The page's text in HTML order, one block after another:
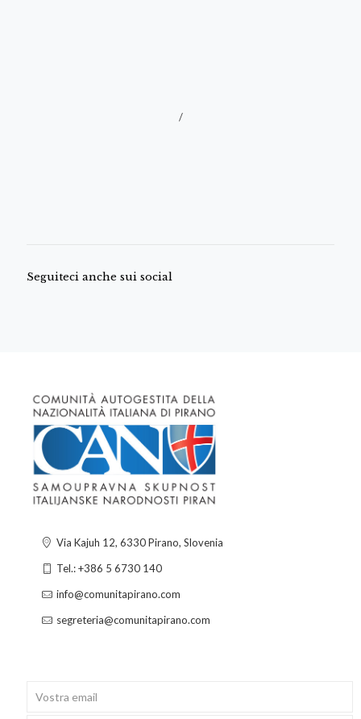
/
Seguiteci anche sui social
Via Kajuh 12, 6330 Pirano, Slovenia
Tel.: +386 5 6730 140
info@comunitapirano.com
segreteria@comunitapirano.com